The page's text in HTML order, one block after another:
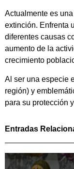
Actualmente es
extinción. Enfrenta
diferentes causas
aumento de la
crecimiento
Al ser una especie
región) y
para su protección
Entradas